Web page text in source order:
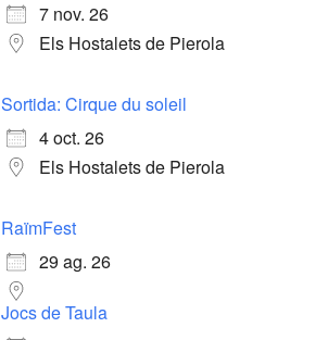
7 nov. 26
Els Hostalets de Pierola
Sortida: Cirque du soleil
4 oct. 26
Els Hostalets de Pierola
RaïmFest
29 ag. 26
Jocs de Taula